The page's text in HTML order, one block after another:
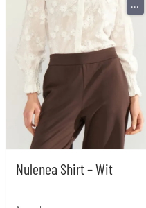
Nulenea Shirt – Wit
...